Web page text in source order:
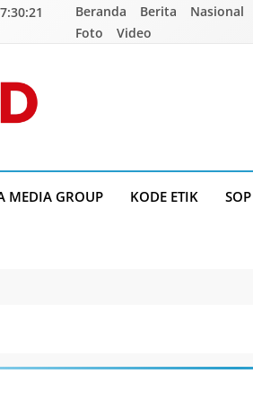
7:30:21
Beranda Berita Nasional
Foto
Video
MEDIA GROUP KODE ETIK